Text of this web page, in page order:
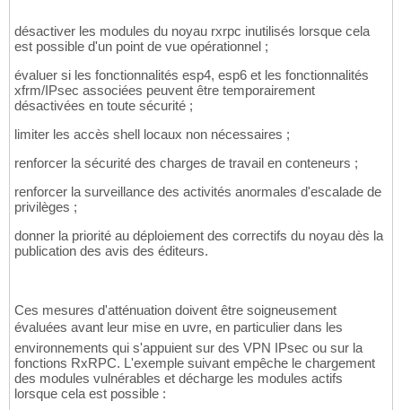
désactiver les modules du noyau rxrpc inutilisés lorsque cela
est possible d'un point de vue opérationnel ;
évaluer si les fonctionnalités esp4, esp6 et les fonctionnalités
xfrm/IPsec associées peuvent être temporairement
désactivées en toute sécurité ;
limiter les accès shell locaux non nécessaires ;
renforcer la sécurité des charges de travail en conteneurs ;
renforcer la surveillance des activités anormales d'escalade de
privilèges ;
donner la priorité au déploiement des correctifs du noyau dès la
publication des avis des éditeurs.
Ces mesures d'atténuation doivent être soigneusement
évaluées avant leur mise en uvre, en particulier dans les
environnements qui s'appuient sur des VPN IPsec ou sur la
fonctions RxRPC. L'exemple suivant empêche le chargement
des modules vulnérables et décharge les modules actifs
lorsque cela est possible :